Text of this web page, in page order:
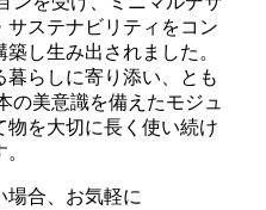
サステナビリティをコン
し生み出されました。
暮らしに寄り添い、とも
の美意識を備えたモジュ
物を大切に長く使い続け
場合、お気軽に